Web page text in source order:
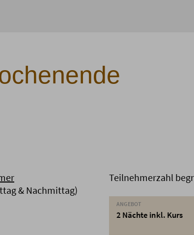
& Nachmittag)
Teilnehmerzahl
ANGEBOT
2 Nächte inkl. Kurs